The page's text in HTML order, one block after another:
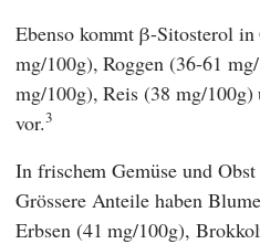
Ebenso kommt β-Sitosterol
mg/100g), Roggen (36-61
mg/100g), Reis (38 mg/
vor.3
In frischem Gemüse und
Grössere Anteile haben
Erbsen (41 mg/100g),